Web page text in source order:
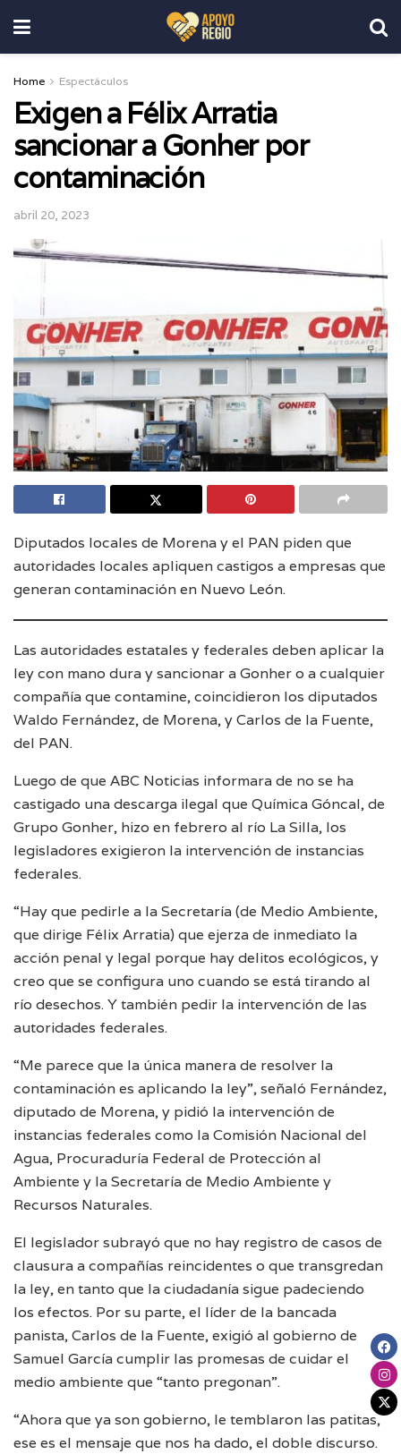
Home Espectáculos
Exigen a Félix Arratia
sancionar a Gonher por
contaminación
abril 20, 2023
Diputados locales de Morena y el PAN piden que
autoridades locales apliquen castigos a empresas que
generan contaminación en Nuevo León.
Las autoridades estatales y federales deben aplicar la
ley con mano dura y sancionar a Gonher o a cualquier
compañía que contamine, coincidieron los diputados
Waldo Fernández, de Morena, y Carlos de la Fuente,
del PAN.
Luego de que ABC Noticias informara de no se ha
castigado una descarga ilegal que Química Góncal, de
Grupo Gonher, hizo en febrero al río La Silla, los
legisladores exigieron la intervención de instancias
federales.
“Hay que pedirle a la Secretaría (de Medio Ambiente,
que dirige Félix Arratia) que ejerza de inmediato la
acción penal y legal porque hay delitos ecológicos, y
creo que se configura uno cuando se está tirando al
río desechos. Y también pedir la intervención de las
autoridades federales.
“Me parece que la única manera de resolver la
contaminación es aplicando la ley”, señaló Fernández,
diputado de Morena, y pidió la intervención de
instancias federales como la Comisión Nacional del
Agua, Procuraduría Federal de Protección al
Ambiente y la Secretaría de Medio Ambiente y
Recursos Naturales.
El legislador subrayó que no hay registro de casos de
clausura a compañías reincidentes o que transgredan
la ley, en tanto que la ciudadanía sigue padeciendo
los efectos. Por su parte, el líder de la bancada
panista, Carlos de la Fuente, exigió al gobierno de
Samuel García cumplir las promesas de cuidar el
medio ambiente que “tanto pregonan”.
“Ahora que ya son gobierno, le temblaron las patitas,
ese es el mensaje que nos ha dado, el doble discurso.